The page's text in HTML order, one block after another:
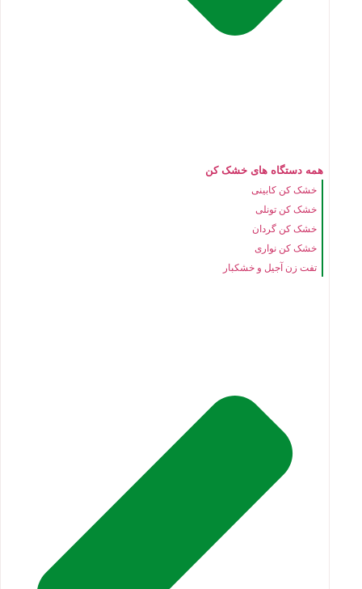
همه دستگاه های خشک کن
خشک کن کابینی
خشک کن تونلی
خشک کن گردان
خشک کن نواری
تفت زن آجیل و خشکبار